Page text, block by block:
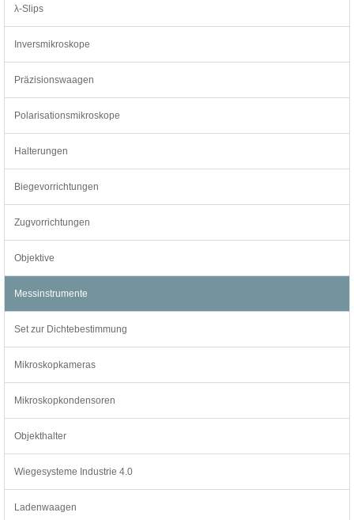
λ-Slips
Inversmikroskope
Präzisionswaagen
Polarisationsmikroskope
Halterungen
Biegevorrichtungen
Zugvorrichtungen
Objektive
Messinstrumente
Set zur Dichtebestimmung
Mikroskopkameras
Mikroskopkondensoren
Objekthalter
Wiegesysteme Industrie 4.0
Ladenwaagen